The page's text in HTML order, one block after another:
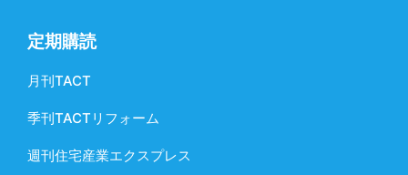
定期購読
月刊TACT
季刊TACTリフォーム
週刊住宅産業エクスプレス